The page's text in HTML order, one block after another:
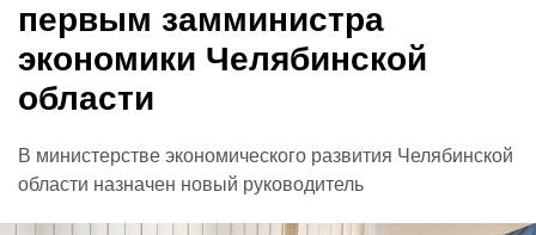
первым замминистра
экономики Челябинской
области
В министерстве экономического развития Челябинской
области назначен новый руководитель